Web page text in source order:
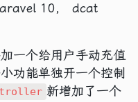
10， dcat
一个给用户手动充值
功能单独开一个控制
新增加了一个